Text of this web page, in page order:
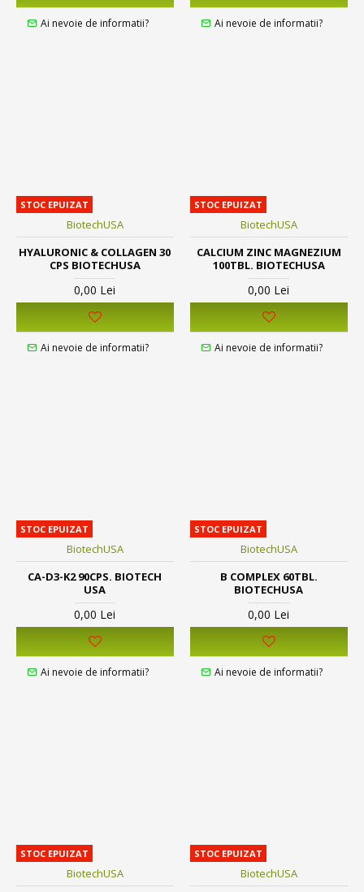
Ai nevoie de informatii? Ai nevoie de informatii?
STOC EPUIZAT
BiotechUSA
HYALURONIC & COLLAGEN 30
CPS BIOTECHUSA
0,00 Lei
Ai nevoie de informatii?
STOC EPUIZAT
BiotechUSA
CALCIUM ZINC MAGNEZIUM
100TBL. BIOTECHUSA
0,00 Lei
Ai nevoie de informatii?
STOC EPUIZAT
BiotechUSA
CA-D3-K2 90CPS. BIOTECH
USA
0,00 Lei
Ai nevoie de informatii?
STOC EPUIZAT
BiotechUSA
B COMPLEX 60TBL.
BIOTECHUSA
0,00 Lei
Ai nevoie de informatii?
STOC EPUIZAT
BiotechUSA
STOC EPUIZAT
BiotechUSA